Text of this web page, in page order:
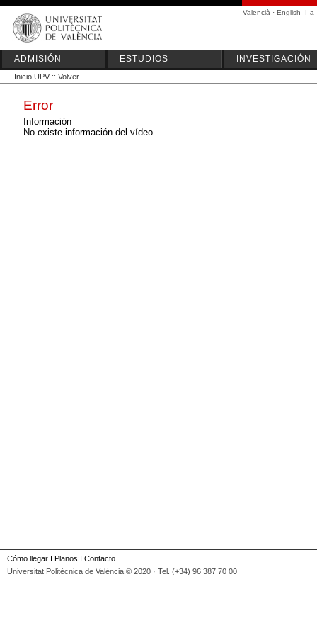
Valencià · English I a
ADMISIÓN ESTUDIOS INVESTIGACIÓN
Inicio UPV :: Volver
Error
Información
No existe información del vídeo
Cómo llegar I Planos I Contacto
Universitat Politècnica de València © 2020 · Tel. (+34) 96 387 70 00